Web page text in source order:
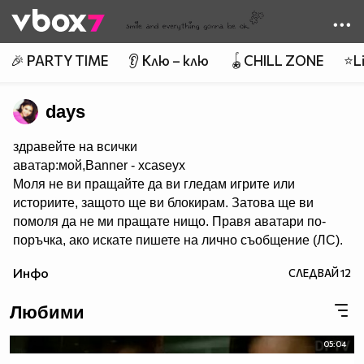
👾
🎉 PARTY TIME 👂 Клю – клю 🪀CHILL ZONE
days
здравейте на всички
аватар:мой,Banner - xcaseyx
Моля не ви пращайте да ви гледам игрите или
историите, защото ще ви блокирам. Затова ще ви
помоля да не ми пращате нищо. Правя аватари по-
поръчка, ако искате пишете на лично съобщение (ЛС).
каквото мога. Не участвам в конкурси. В сайта има
красиви профили. Също ,че се запознах с много добри
хора. Е СЕГА НЕЩО ЗА МЕН. Така обичам много,много
и много да правя аватари. Идоли - Селена Гомез и
Инфо СЛЕДВАЙ12
Любими
05:04